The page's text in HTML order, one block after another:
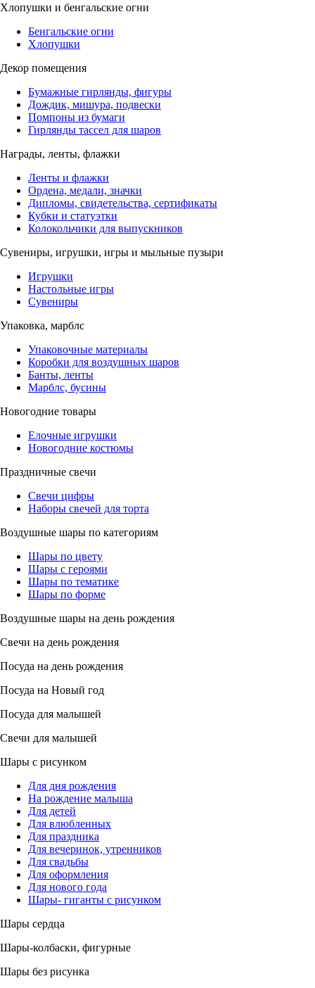
Хлопушки и бенгальские огни
Бенгальские огни
Хлопушки
Декор помещения
Бумажные гирлянды, фигуры
Дождик, мишура, подвески
Помпоны из бумаги
Гирлянды тассел для шаров
Награды, ленты, флажки
Ленты и флажки
Ордена, медали, значки
Дипломы, свидетельства, сертификаты
Кубки и статуэтки
Колокольчики для выпускников
Сувениры, игрушки, игры и мыльные пузыри
Игрушки
Настольные игры
Сувениры
Упаковка, марблс
Упаковочные материалы
Коробки для воздушных шаров
Банты, ленты
Марблс, бусины
Новогодние товары
Елочные игрушки
Новогодние костюмы
Праздничные свечи
Свечи цифры
Наборы свечей для торта
Воздушные шары по категориям
Шары по цвету
Шары с героями
Шары по тематике
Шары по форме
Воздушные шары на день рождения
Свечи на день рождения
Посуда на день рождения
Посуда на Новый год
Посуда для малышей
Свечи для малышей
Шары с рисунком
Для дня рождения
На рождение малыша
Для детей
Для влюбленных
Для праздника
Для вечеринок, утренников
Для свадьбы
Для оформления
Для нового года
Шары- гиганты с рисунком
Шары сердца
Шары-колбаски, фигурные
Шары без рисунка